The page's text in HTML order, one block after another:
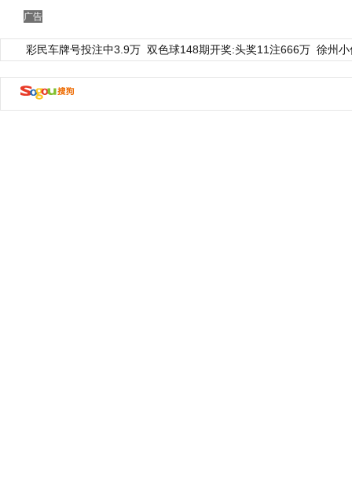
广告
彩民车牌号投注中3.9万 双色球148期开奖:头奖11注666万 徐州